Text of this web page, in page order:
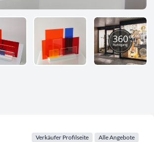
Verkäufer Profilseite Alle Angebote